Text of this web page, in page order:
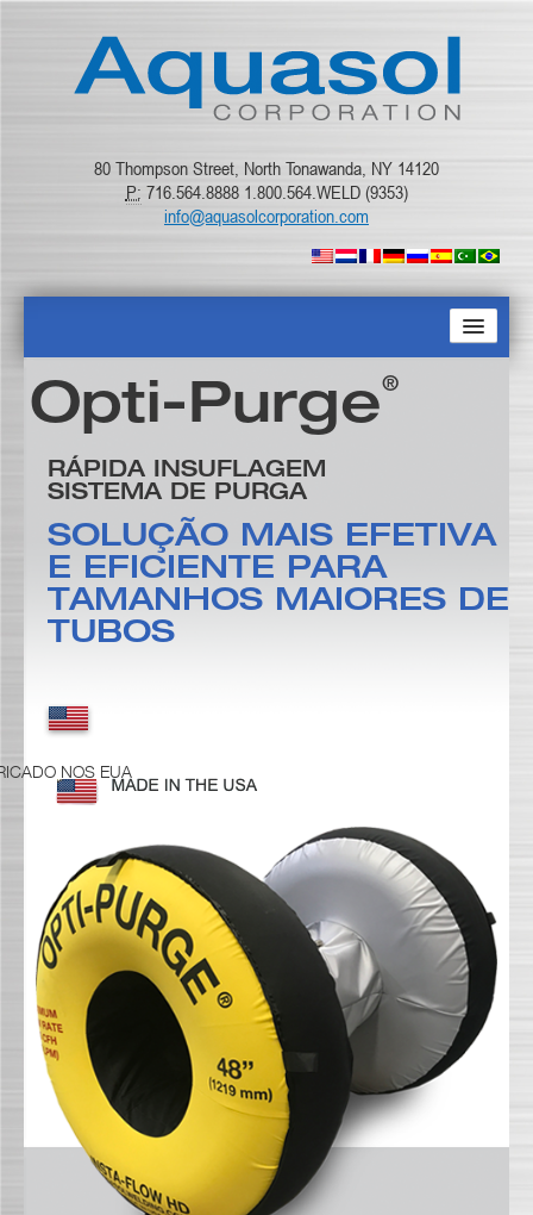
80 Thompson Street, North Tonawanda, NY 14120
P: 716.564.8888 1.800.564.WELD (9353)
info@aquasolcorporation.com
PAGINA PRINCIPAL
SOBRE NÓS
NOTICIAS & EVENTOS
RESOURCE CENTER
CONTACT US
Opti-Purge®
RÁPIDA INSUFLAGEM
SISTEMA DE PURGA
SOLUÇÃO MAIS EFETIVA
E EFICIENTE PARA
TAMANHOS MAIORES DE
TUBOS
NOS EUA